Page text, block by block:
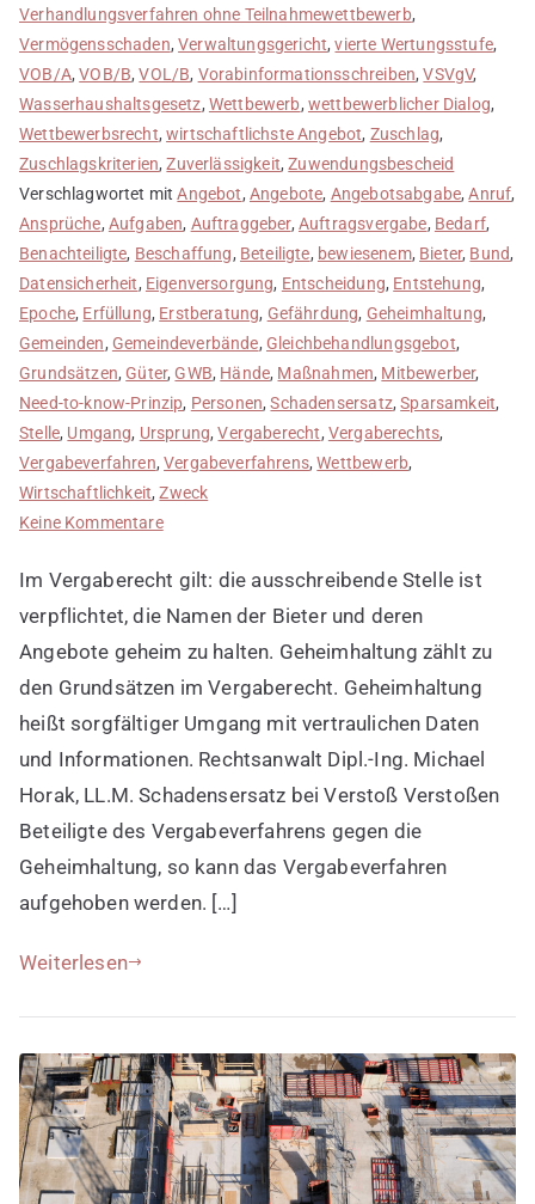
Verhandlungsverfahren ohne Teilnahmewettbewerb,
Vermögensschaden,Verwaltungsgericht,vierte Wertungsstufe,
VOB/A,VOB/B,VOL/B, Vorabinformationsschreiben,VSVgV,
Wasserhaushaltsgesetz, Wettbewerb, wettbewerblicher Dialog,
Wettbewerbsrecht,wirtschaftlichste Angebot, Zuschlag,
Zuschlagskriterien,Zuverlässigkeit,Zuwendungsbescheid
Verschlagwortet mitAngebot, Angebote, Angebotsabgabe,Anruf,
Ansprüche, Aufgaben, Auftraggeber, Auftragsvergabe, Bedarf,
Benachteiligte, Beschaffung, Beteiligte, bewiesenem, Bieter, Bund,
Datensicherheit, Eigenversorgung, Entscheidung, Entstehung,
Epoche, Erfüllung, Erstberatung, Gefährdung, Geheimhaltung,
Gemeinden, Gemeindeverbände, Gleichbehandlungsgebot,
Grundsätzen, Güter, GWB, Hände, Maßnahmen, Mitbewerber,
Need-to-know-Prinzip, Personen,Schadensersatz,Sparsamkeit,
Stelle, Umgang, Ursprung,Vergaberecht, Vergaberechts,
Vergabeverfahren,Vergabeverfahrens,Wettbewerb,
Wirtschaftlichkeit,Zweck
Keine Kommentarezu
wahren
Im Vergaberecht gilt: die ausschreibende Stelle ist
verpflichtet, die Namen der Bieter und deren
Angebote geheim zu halten. Geheimhaltung zählt zu
den Grundsätzen im Vergaberecht. Geheimhaltung
heißt sorgfältiger Umgang mit vertraulichen Daten
und Informationen. Rechtsanwalt Dipl.-Ing. Michael
Horak, LL.M. Schadensersatz bei Verstoß Verstoßen
Beteiligte des Vergabeverfahrens gegen die
Geheimhaltung, so kann das Vergabeverfahren
aufgehoben werden. […]
Weiterlesen